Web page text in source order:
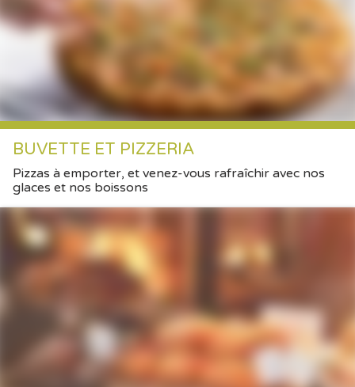
BUVETTE ET PIZZERIA
Pizzas à emporter, et venez-vous rafraîchir avec nos
glaces et nos boissons